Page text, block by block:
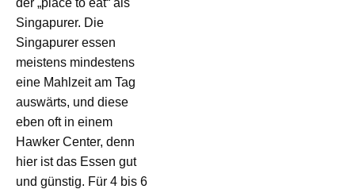
Singapurer. Die
Singapurer essen
meistens mindestens
eine Mahlzeit am Tag
auswärts, und diese
eben oft in einem
Hawker Center, denn
hier ist das Essen gut
und günstig. Für 4 bis 6